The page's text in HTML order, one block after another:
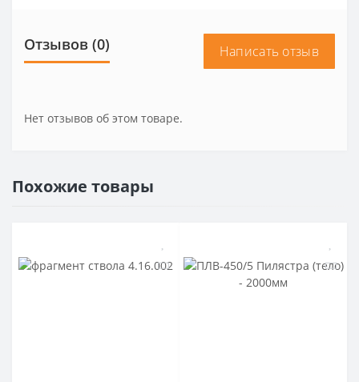
Отзывов (0) Написать отзыв
Нет отзывов об этом товаре.
Похожие товары